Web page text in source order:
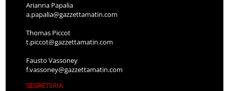
Arianna Papalia
a.papalia@gazzettamatin.com
Thomas Piccot
t.piccot@gazzettamatin.com
Fausto Vassoney
f.vassoney@gazzettamatin.com
SEGRETERIA